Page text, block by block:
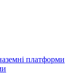
платформи